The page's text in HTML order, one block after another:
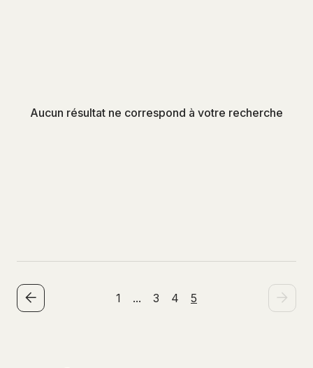
Aucun résultat ne correspond à votre recherche
1 ... 3 4 5